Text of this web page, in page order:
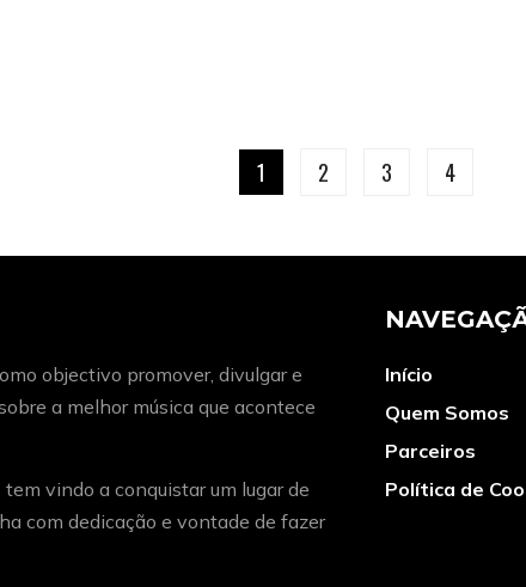
1 2 3 4
objectivo promover, divulgar e
a melhor música que acontece
tem vindo a conquistar um lugar de
com dedicação e vontade de fazer
Início
Quem Somos
Parceiros
Política de